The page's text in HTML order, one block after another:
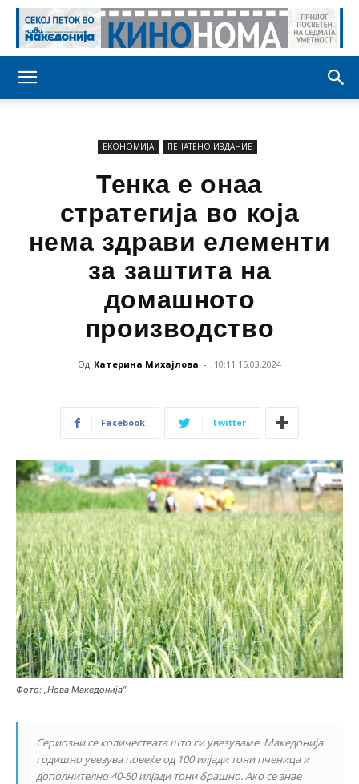
ЕКОНОМИЈА ПЕЧАТЕНО ИЗДАНИЕ
Тенка е онаа
стратегија во која
нема здрави елементи
за заштита на
домашното
производство
Од Катерина Михајлова - 10:11 15.03.2024
Facebook Twitter
Фото: „Нова Македонија“
Сериозни се количествата што ги увезуваме. Македонија
годишно увезува повеќе од 100 илјади тони пченица и
дополнително 40-50 илјади тони брашно. Ако се знае